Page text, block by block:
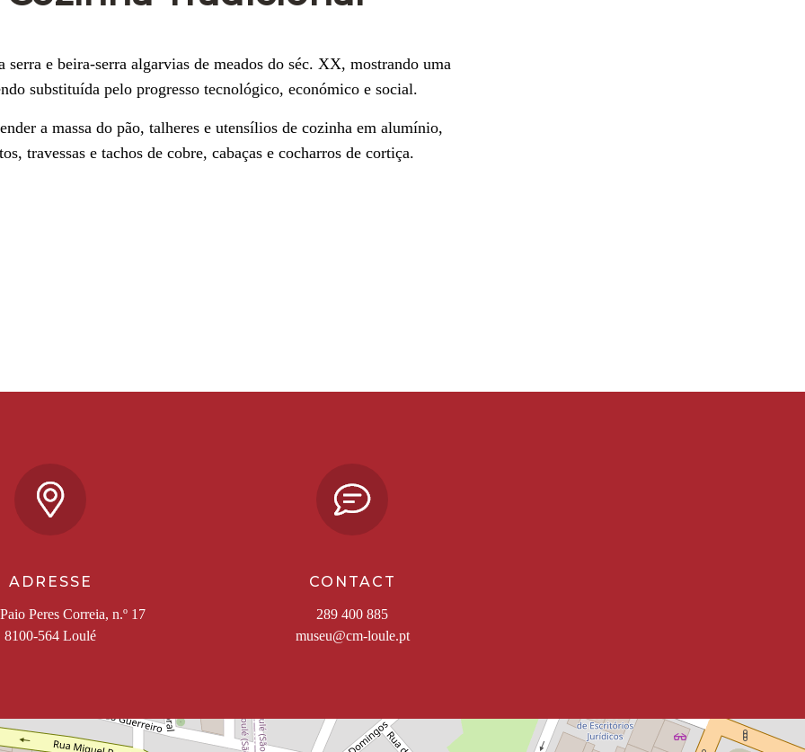
e beira-serra algarvias de meados do séc. XX, mostrando uma
substituída pelo progresso tecnológico, económico e social.
a massa do pão, talheres e utensílios de cozinha em alumínio,
travessas e tachos de cobre, cabaças e cocharros de cortiça.
ADRESSE
Peres Correia, n.º 17
8100-564 Loulé
CONTACT
289 400 885